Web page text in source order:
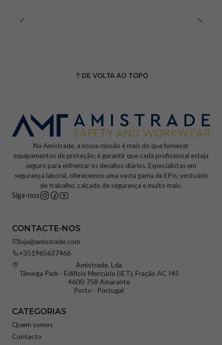
DE VOLTA AO TOPO
Na Amistrade, a nossa missão é mais do que fornecer
equipamentos de proteção; é garantir que cada profissional esteja
seguro para enfrentar os desafios diários. Especialistas em
segurança laboral, oferecemos uma vasta gama de EPIs, vestuário
de trabalho, calçado de segurança e muito mais.
Siga-nos
CONTACTE-NOS
loja@amistrade.com
+351965637466
Amistrade, Lda
Tâmega Park - Edifício Mercúrio (IET), Fração AC I45
4600-758 Amarante
Porto - Portugal
CATEGORIAS
Quem somos
Contacto